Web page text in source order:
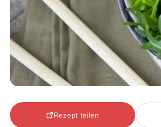
Rezept teilen